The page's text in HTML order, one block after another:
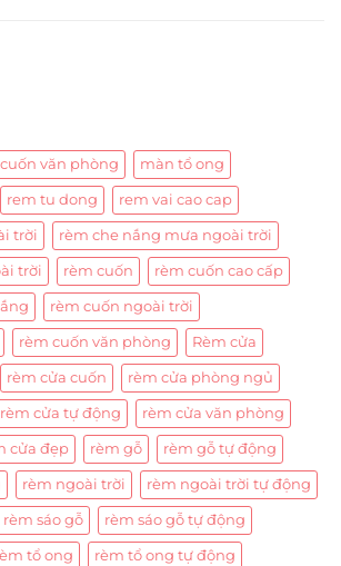
văn phòng màn tổ ong
rem tu dong rem vai cao cap
trời rèm che nắng mưa ngoài trời
trời rèm cuốn rèm cuốn cao cấp
rèm cuốn ngoài trời
rèm cuốn văn phòng Rèm cửa
rèm cửa cuốn rèm cửa phòng ngủ
rèm cửa tự động rèm cửa văn phòng
cửa đẹp rèm gỗ rèm gỗ tự động
rèm ngoài trời rèm ngoài trời tự động
rèm sáo gỗ rèm sáo gỗ tự động
tổ ong rèm tổ ong tự động